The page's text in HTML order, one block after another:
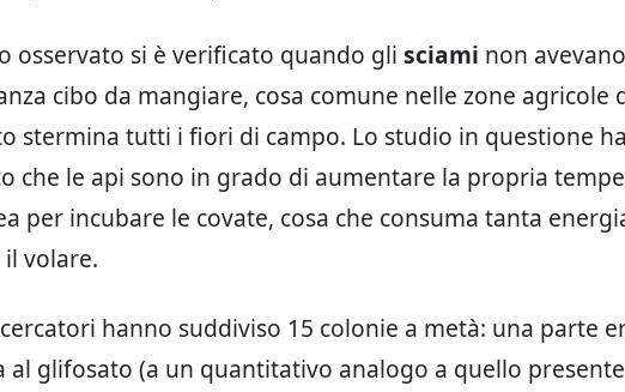
osservato si è verificato quando gli sciami non avevano
cibo da mangiare, cosa comune nelle zone agricole
stermina tutti i fiori di campo. Lo studio in questione ha
che le api sono in grado di aumentare la propria
per incubare le covate, cosa che consuma tanta
volare.
hanno suddiviso 15 colonie a metà: una parte
al glifosato (a un quantitativo analogo a quello